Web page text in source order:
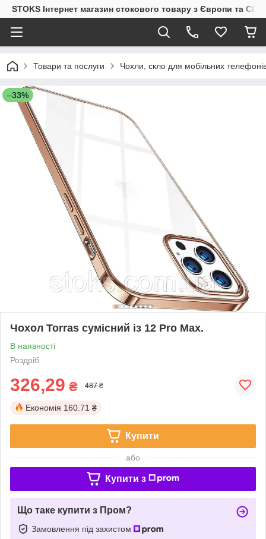
STOKS Інтернет магазин стокового товару з Європи та
Товари та послуги Чохли, скло для мобільних
–33%
Чохол Torras сумісний із 12 Pro Max.
В наявності
Роздріб
326,29 ₴ 487 ₴
Економія 160.71 ₴
Купити
або
Купити з
Що таке купити з Пром?
Замовлення під захистом